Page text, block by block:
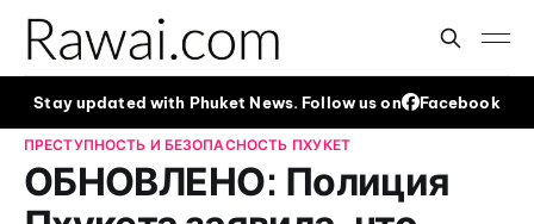
Stay updated with Phuket News. Follow us on Facebook
ПРЕСТУПНОСТЬ И БЕЗОПАСНОСТЬ ПХУКЕТ
ОБНОВЛЕНО: Полиция